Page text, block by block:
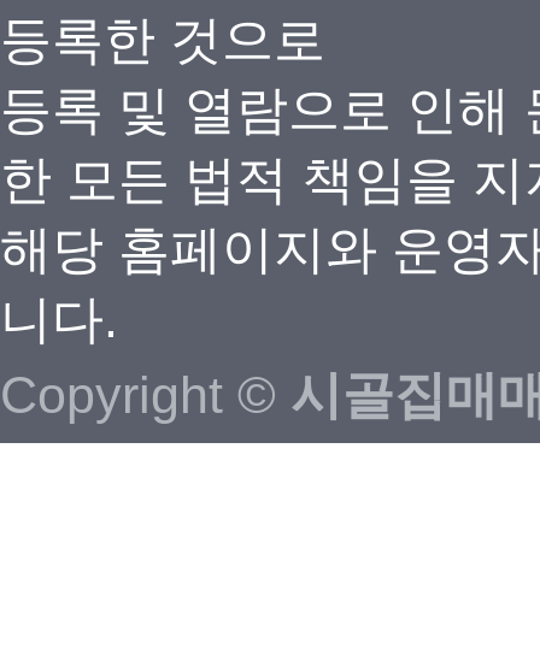
등록한 것으로
등록 및 열람으로 인해
한 모든 법적 책임을
해당 홈페이지와 운영
니다.
Copyright © 시골집매